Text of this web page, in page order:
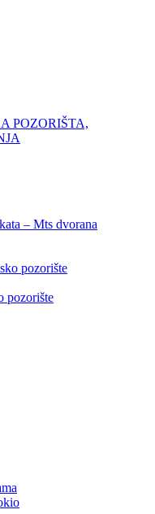
– Mts dvorana
pozorište
pozorište